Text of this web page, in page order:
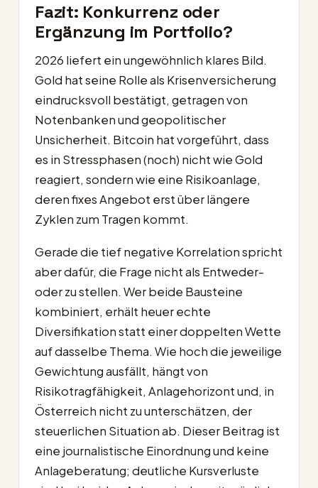
Fazit: Konkurrenz oder
Ergänzung im Portfolio?
2026 liefert ein ungewöhnlich klares Bild.
Gold hat seine Rolle als Krisenversicherung
eindrucksvoll bestätigt, getragen von
Notenbanken und geopolitischer
Unsicherheit. Bitcoin hat vorgeführt, dass
es in Stressphasen (noch) nicht wie Gold
reagiert, sondern wie eine Risikoanlage,
deren fixes Angebot erst über längere
Zyklen zum Tragen kommt.
Gerade die tief negative Korrelation spricht
aber dafür, die Frage nicht als Entweder-
oder zu stellen. Wer beide Bausteine
kombiniert, erhält heuer echte
Diversifikation statt einer doppelten Wette
auf dasselbe Thema. Wie hoch die jeweilige
Gewichtung ausfällt, hängt von
Risikotragfähigkeit, Anlagehorizont und, in
Österreich nicht zu unterschätzen, der
steuerlichen Situation ab. Dieser Beitrag ist
eine journalistische Einordnung und keine
Anlageberatung; deutliche Kursverluste